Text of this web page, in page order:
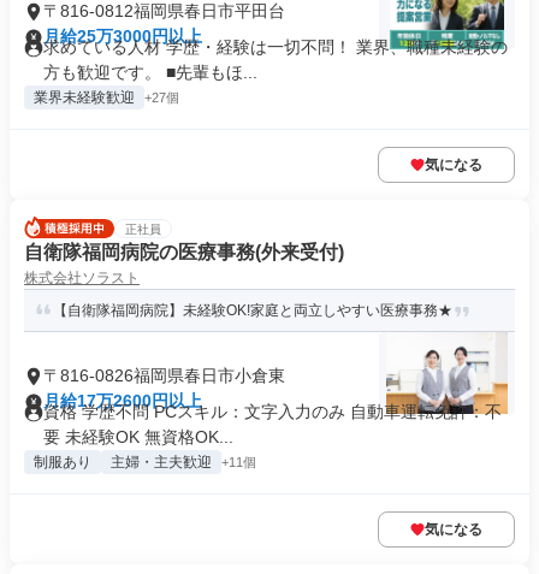
〒816-0812福岡県春日市平田台
月給25万3000円以上
求めている人材 学歴・経験は一切不問！ 業界、職種未経験の
方も歓迎です。 ■先輩もほ...
業界未経験歓迎 +27個
気になる
正社員
自衛隊福岡病院の医療事務(外来受付)
株式会社ソラスト
【自衛隊福岡病院】未経験OK!家庭と両立しやすい医療事務★
〒816-0826福岡県春日市小倉東
月給17万2600円以上
資格 学歴不問 PCスキル：文字入力のみ 自動車運転免許：不
要 未経験OK 無資格OK...
制服あり 主婦・主夫歓迎 +11個
気になる